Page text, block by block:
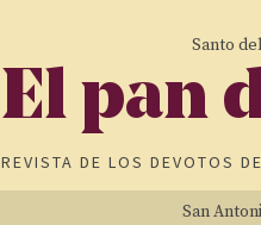
Santo
El pan
REVISTA DE LOS DEVOTOS DE
San